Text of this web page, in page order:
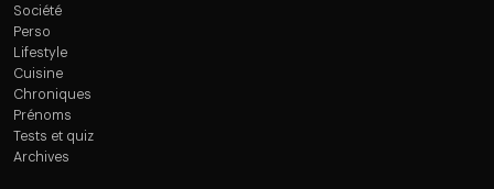
Société
Perso
Lifestyle
Cuisine
Chroniques
Prénoms
Tests et quiz
Archives